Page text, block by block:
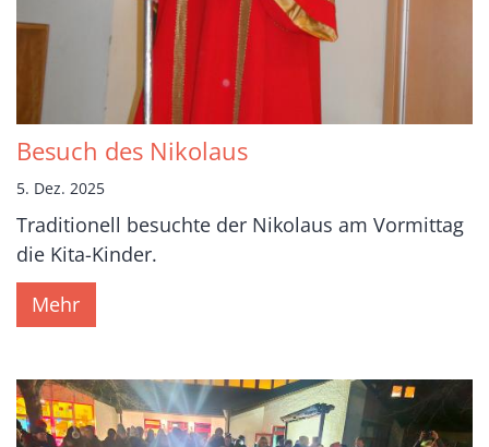
Besuch des Nikolaus
5. Dez. 2025
Traditionell besuchte der Nikolaus am Vormittag
die Kita-Kinder.
Mehr